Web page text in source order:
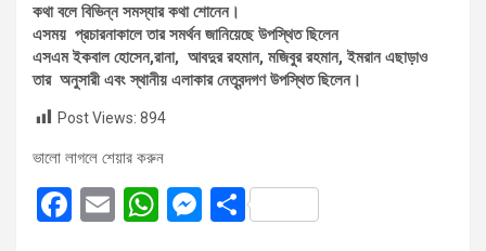
কথা বলে বিভিন্ন সমস্যার কথা শোনেন।
‎এসময় প্রচারনাকালে তার সমর্থন জানিয়েছে উপস্থিত ছিলেন
‎এসএম ইকবাল হোসেন,রানা, আবদুর রহমান, মজিবুর রহমান, ইমরান এছাড়াও
তার অনুসারী এবং স্থানীয় এলাকার নেতৃবন্দগণ উপস্থিত ছিলেন।
Post Views: 894
ভালো লাগলে শেয়ার করুন
F
E
W M S